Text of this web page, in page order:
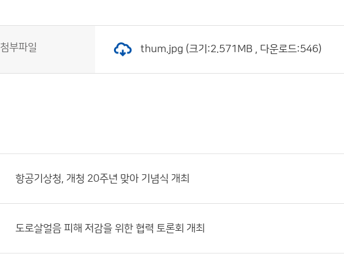
첨부파일 thum.jpg (크기:2.571MB , 다운로드:546)
항공기상청, 개청 20주년 맞아 기념식 개최
도로살얼음 피해 저감을 위한 협력 토론회 개최